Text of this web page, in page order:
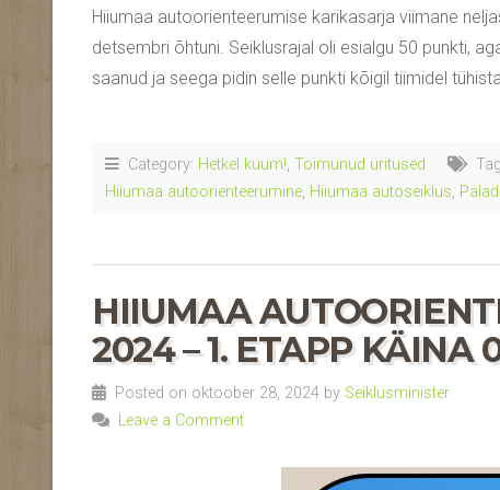
Hiiumaa autoorienteerumise karikasarja viimane
detsembri õhtuni. Seiklusrajal oli esialgu 50 punkti,
saanud ja seega pidin selle punkti kõigil tiimidel
Category: Hetkel kuum!, Toimunud üritused
Hiiumaa autoorienteerumine, Hiiumaa autoseiklus,
HIIUMAA
2024 – 1. ETAPP KÄINA
Posted on oktoober 28, 2024 by Seiklusminister
Leave a Comment